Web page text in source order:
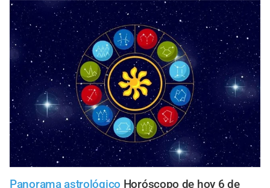
Panorama astrológico Horóscopo de hoy 6 de